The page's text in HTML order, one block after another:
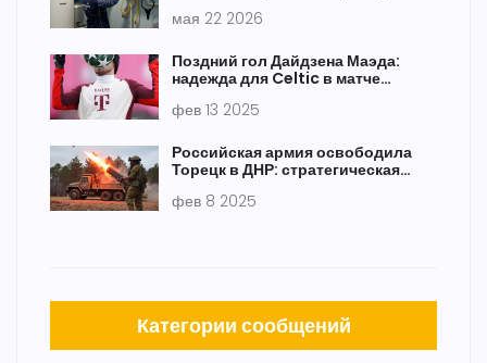
мая 22 2026
Поздний гол Дайдзена Маэда:
надежда для Celtic в матче
фев 13 2025
Российская армия освободила
Торецк в ДНР: стратегическая
боевые действия
фев 8 2025
Категории сообщений